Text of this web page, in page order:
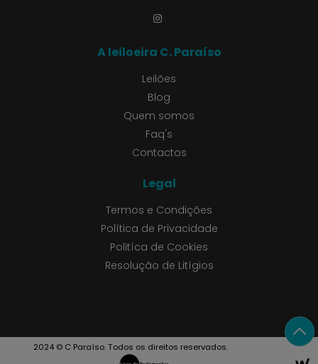
A leiloeira C. Paraíso
Leilões
Blog
Quem somos
Faq's
Contactos
Legal
Termos e Condições
Política de Privacidade
Politíca de Cookies
Resolução de Litígios
2024 © C Paraíso. Todos os direitos reservados.